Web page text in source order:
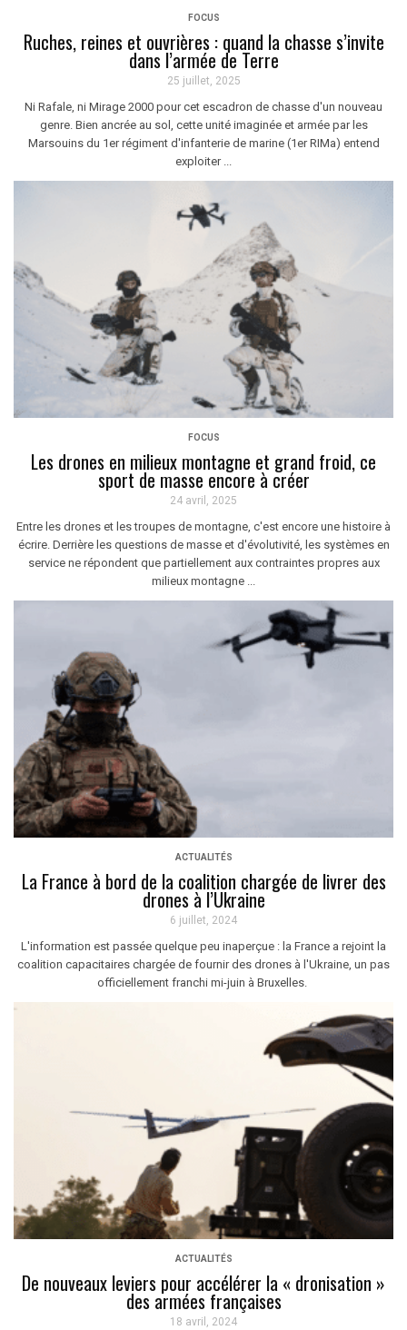
FOCUS
Ruches, reines et ouvrières : quand la chasse s’invite
dans l’armée de Terre
25 juillet, 2025
Ni Rafale, ni Mirage 2000 pour cet escadron de chasse d'un nouveau
genre. Bien ancrée au sol, cette unité imaginée et armée par les
Marsouins du 1er régiment d'infanterie de marine (1er RIMa) entend
exploiter ...
FOCUS
Les drones en milieux montagne et grand froid, ce
sport de masse encore à créer
24 avril, 2025
Entre les drones et les troupes de montagne, c'est encore une histoire à
écrire. Derrière les questions de masse et d'évolutivité, les systèmes en
service ne répondent que partiellement aux contraintes propres aux
milieux montagne ...
ACTUALITÉS
La France à bord de la coalition chargée de livrer des
drones à l’Ukraine
6 juillet, 2024
L'information est passée quelque peu inaperçue : la France a rejoint la
coalition capacitaires chargée de fournir des drones à l'Ukraine, un pas
officiellement franchi mi-juin à Bruxelles.
ACTUALITÉS
De nouveaux leviers pour accélérer la « dronisation »
des armées françaises
18 avril, 2024